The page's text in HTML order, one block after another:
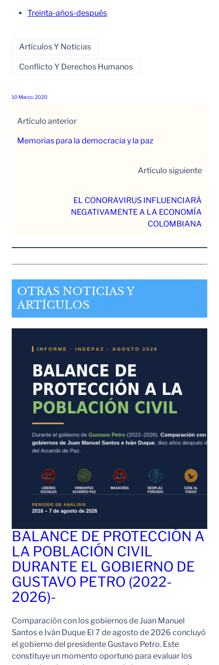
Treinta-años-después
Artículos Y Noticias
Conflicto Y Derechos Humanos
10 Marzo, 2020
Artículo anterior
Memorias para la democracia y la paz
Artículo siguiente
EL CONORAVIRUS INFLUENCIARÁ
NEGATIVAMENTE A LA ECONOMÍA
COLOMBIANA
OTRAS NOTICIAS Y
ARTÍCULOS
BALANCE DE PROTECCIÓN A
LA POBLACIÓN CIVIL
DURANTE EL GOBIERNO DE
GUSTAVO PETRO (2022-
2026)-
Comparación con los gobiernos de Juan Manuel
Santos e Iván Duque El 7 de agosto de 2026 concluyó
el gobierno del presidente Gustavo Petro. Este
constituye un momento oportuno para evaluar los